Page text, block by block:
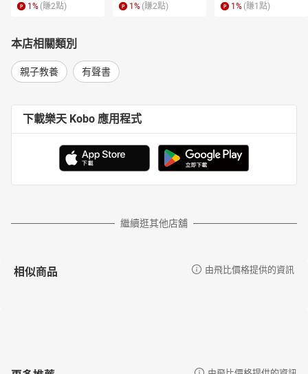
1 % (賺2點) 1 % (賺2點) 1 % (賺1 點)
本店相關類別
親子教養 有聲書
下載樂天 Kobo 應用程式
繼續逛其他店舖
相似商品 由飛比價格提供的資訊